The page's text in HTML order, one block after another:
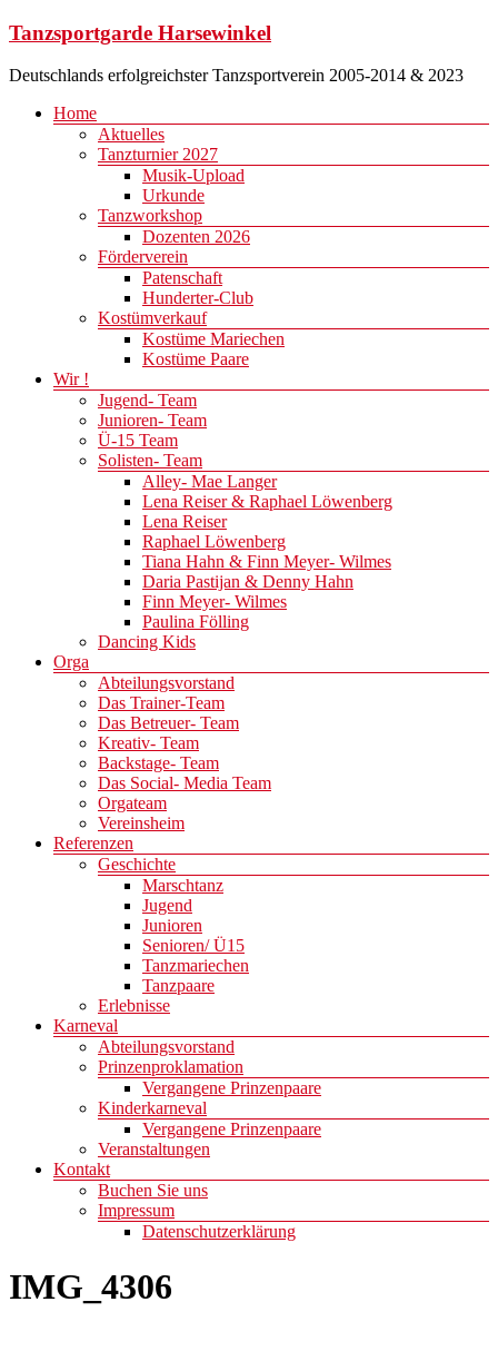
Zum
springen
Tanzsportgarde Harsewinkel
Deutschlands erfolgreichster Tanzsportverein 2005-2014 & 2023
Menü
Home
Aktuelles
Tanzturnier 2027
Musik-Upload
Urkunde
Tanzworkshop
Dozenten 2026
Förderverein
Patenschaft
Hunderter-Club
Kostümverkauf
Kostüme Mariechen
Kostüme Paare
Wir !
Jugend- Team
Junioren- Team
Ü-15 Team
Solisten- Team
Alley- Mae Langer
Lena Reiser & Raphael Löwenberg
Lena Reiser
Raphael Löwenberg
Tiana Hahn & Finn Meyer- Wilmes
Daria Pastijan & Denny Hahn
Finn Meyer- Wilmes
Paulina Fölling
Dancing Kids
Orga
Abteilungsvorstand
Das Trainer-Team
Das Betreuer- Team
Kreativ- Team
Backstage- Team
Das Social- Media Team
Orgateam
Vereinsheim
Referenzen
Geschichte
Marschtanz
Jugend
Junioren
Senioren/ Ü15
Tanzmariechen
Tanzpaare
Erlebnisse
Karneval
Abteilungsvorstand
Prinzenproklamation
Vergangene Prinzenpaare
Kinderkarneval
Vergangene Prinzenpaare
Veranstaltungen
Kontakt
Buchen Sie uns
Impressum
Datenschutzerklärung
IMG_4306